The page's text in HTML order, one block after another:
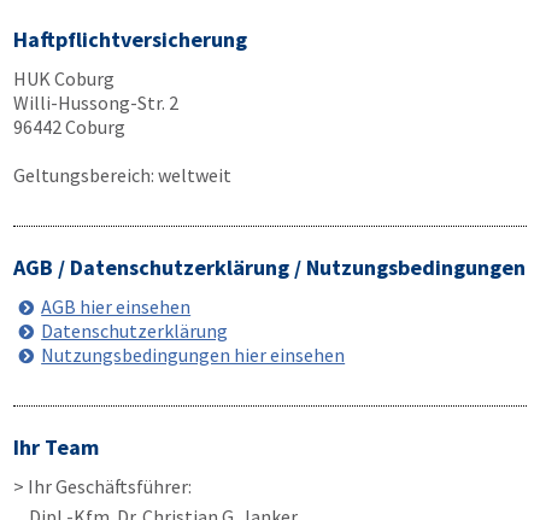
Haftpflichtversicherung
HUK Coburg
Willi-Hussong-Str. 2
96442 Coburg
Geltungsbereich: weltweit
AGB / Datenschutzerklärung / Nutzungsbedingungen
AGB hier einsehen
Datenschutzerklärung
Nutzungsbedingungen hier einsehen
Ihr Team
> Ihr Geschäftsführer: